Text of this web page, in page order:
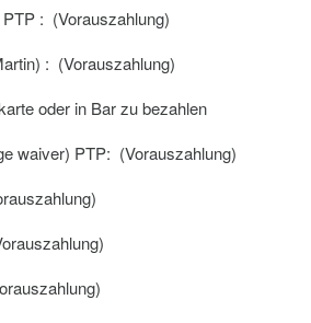
: (Vorauszahlung)
: (Vorauszahlung)
oder in Bar zu bezahlen
waiver) PTP: (Vorauszahlung)